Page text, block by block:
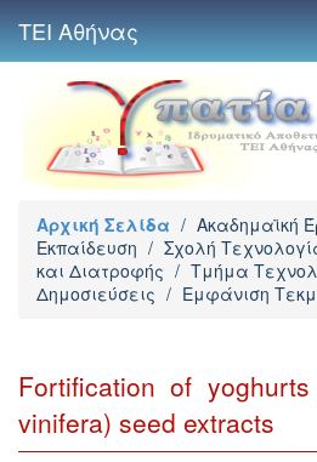
ΤΕΙ Αθήνας
Αρχική Σελίδα / Ακαδημαϊκή
Εκπαίδευση / Σχολή
και Διατροφής / Τμήμα
Δημοσιεύσεις / Εμφάνιση
Fortification of
vinifera) seed extracts